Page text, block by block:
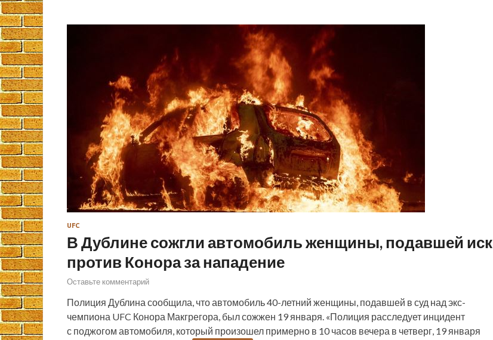
UFC
В Дублине сожгли автомобиль женщины, подавшей иск
против Конора за нападение
Оставьте комментарий
Полиция Дублина сообщила, что автомобиль 40-летний женщины, подавшей в суд над экс-
чемпиона UFC Конора Макгрегора, был сожжен 19 января. «Полиция расследует инцидент
с поджогом автомобиля, который произошел примерно в 10 часов вечера в четверг, 19 января